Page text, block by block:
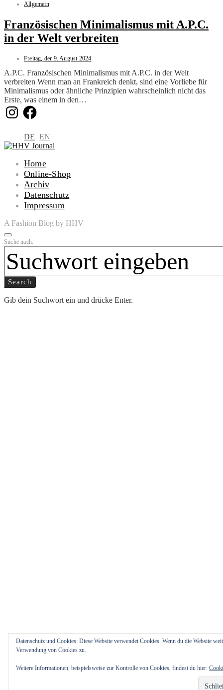
Allgemein
Französischen Minimalismus mit A.P.C.
in der Welt verbreiten
Freitag, der 9. August 2024
A.P.C. Französischen Minimalismus mit A.P.C. in der Welt
verbreiten Wenn man an Frankreich denkt, sind eine Vorliebe für
Minimalismus oder ähnliche Prinzipien wahrscheinlich nicht das
Erste, was einem in den…
InstagramFacebook
DE EN
Home
Online-Shop
Archiv
Datenschutz
Impressum
A Fashion Blog by HHV
Suche nach:
Search
Gib dein Suchwort ein und drücke Enter.
Datenschutz und Cookies: Diese Website verwendet Cookies. Wenn du die Website
Verwendung von Cookies zu.
Weitere Informationen, beispielsweise zur Kontrolle von Cookies, findest du hier: